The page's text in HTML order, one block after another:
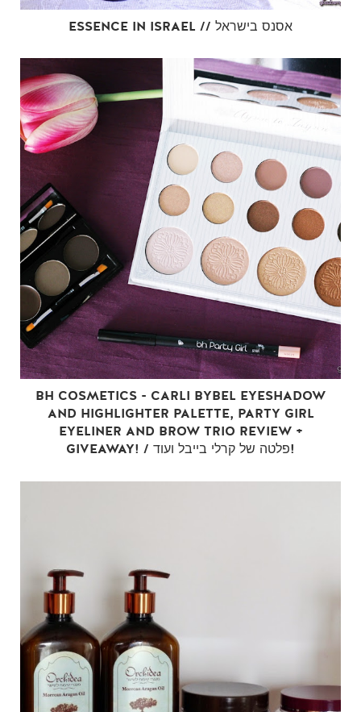
ESSENCE IN ISRAEL // אסנס בישראל
BH COSMETICS - CARLI BYBEL EYESHADOW
AND HIGHLIGHTER PALETTE, PARTY GIRL
EYELINER AND BROW TRIO REVIEW +
GIVEAWAY! / פלטה של קרלי בייבל ועוד!